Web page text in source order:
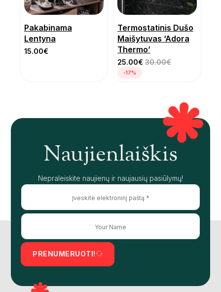
Pakabinama
Lentyna
15.00€
Termostatinis Dušo
Maišytuvas ‘Adora
Thermo’
25.00€ 30.00€
-17%
Naujienlaiškis
Nepraleiskite naujienų ir naujausių pasiūlymų!
PRENUMERUOTI!